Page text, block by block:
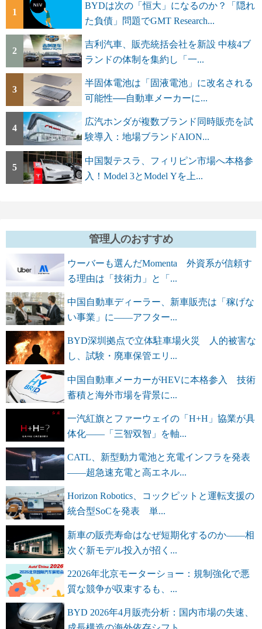
1
BYDは次の「恒大」になるのか？「隠れ
た負債」問題でGMT Research...
2
吉利汽車、販売統括会社を新設 中核4ブ
ランドの体制を集約し「一...
3
半固体電池は「固液電池」に改名される
可能性──自動車メーカーに...
4
広汽ホンダが複数ブランド同時販売を試
験導入：地場ブランドAION...
5
中国製テスラ、フィリピン市場へ本格参
入！Model 3とModel Yを上...
管理人のおすすめ
ウーバーも選んだMomenta 外資系が信頼す
る理由は「技術力」と「...
中国自動車ディーラー、新車販売は「稼げな
い事業」に――アフター...
BYD深圳拠点で立体駐車場火災 人的被害な
し、試験・廃車保管エリ...
中国自動車メーカーがHEVに本格参入 技術
蓄積と海外市場を背景に...
一汽紅旗とファーウェイの「H+H」協業が具
体化――「三智双智」を軸...
CATL、新型動力電池と充電インフラを発表
――超急速充電と高エネル...
Horizon Robotics、コックピットと運転支援の
統合型SoCを発表 単...
新車の販売寿命はなぜ短期化するのか――相
次ぐ新モデル投入が招く...
22026年北京モーターショー：規制強化で悪
質な競争が収束するも、...
BYD 2026年4月販売分析：国内市場の失速、